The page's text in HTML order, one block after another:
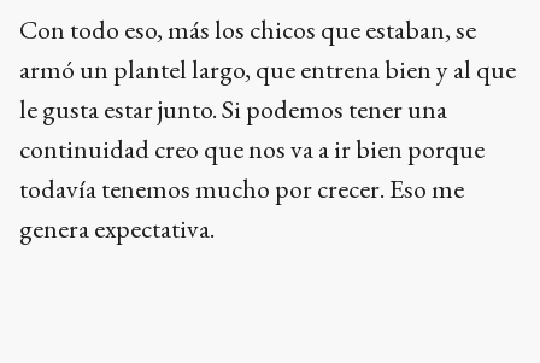
sumado.
Con todo eso, más los chicos que estaban, se
armó un plantel largo, que entrena bien y al que
le gusta estar junto. Si podemos tener una
continuidad creo que nos va a ir bien porque
todavía tenemos mucho por crecer. Eso me